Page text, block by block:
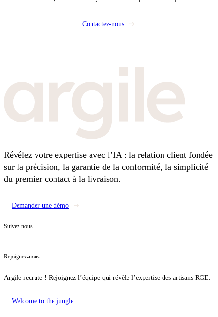
Contactez-nous
Révélez votre expertise avec l’IA : la relation client fondée
sur la précision, la garantie de la conformité, la simplicité
du premier contact à la livraison.
Demander une démo
Suivez-nous
Rejoignez-nous
Argile recrute ! Rejoignez l’équipe qui révèle l’expertise des artisans RGE.
Welcome to the jungle